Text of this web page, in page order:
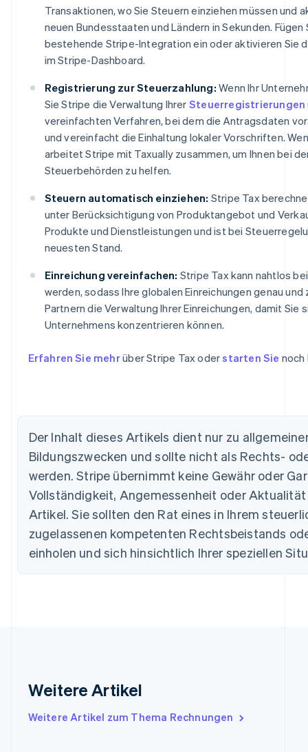
Transaktionen, wo Sie Steuern einziehen müssen und
neuen Bundesstaaten und Ländern in Sekunden.
bestehende Stripe-Integration ein oder aktivieren Sie
im Stripe-Dashboard.
Registrierung zur Steuerzahlung: Wenn Ihr
Sie Stripe die Verwaltung Ihrer Steuerregistrierungen
vereinfachten Verfahren, bei dem die Antragsdaten
und vereinfacht die Einhaltung lokaler Vorschriften.
arbeitet Stripe mit Taxually zusammen, um Ihnen bei
Steuerbehörden zu helfen.
Steuern automatisch einziehen: Stripe Tax
unter Berücksichtigung von Produktangebot und
Produkte und Dienstleistungen und ist bei
neuesten Stand.
Einreichung vereinfachen: Stripe Tax kann nahtlos
werden, sodass Ihre globalen Einreichungen genau
Partnern die Verwaltung Ihrer Einreichungen, damit Sie
Unternehmens konzentrieren können.
Erfahren Sie mehrüber Stripe Tax oderstarten Sie noch
Der Inhalt dieses Artikels dient nur zu
Bildungszwecken und sollte nicht als Rechts-
werden. Stripe übernimmt keine Gewähr oder
Vollständigkeit, Angemessenheit oder
Artikel. Sie sollten den Rat eines in Ihrem
zugelassenen kompetenten Rechtsbeistands
einholen und sich hinsichtlich Ihrer speziellen
Weitere Artikel
Weitere Artikel zum Thema Rechnungen
English
Belgien
Nederlands FrançaisDeutschEnglish
Brasilien
PortuguêsEnglish
Bulgarien
English
Dänemark
English
Deutschland
DeutschEnglish
Français English
Gibraltar
English